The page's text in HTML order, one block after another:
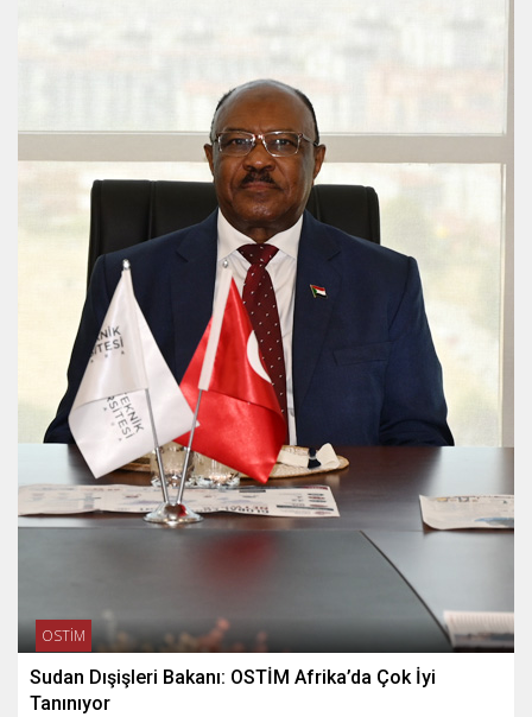
OSTİM
Sudan Dışişleri Bakanı: OSTİM Afrika’da Çok İyi
Tanınıyor